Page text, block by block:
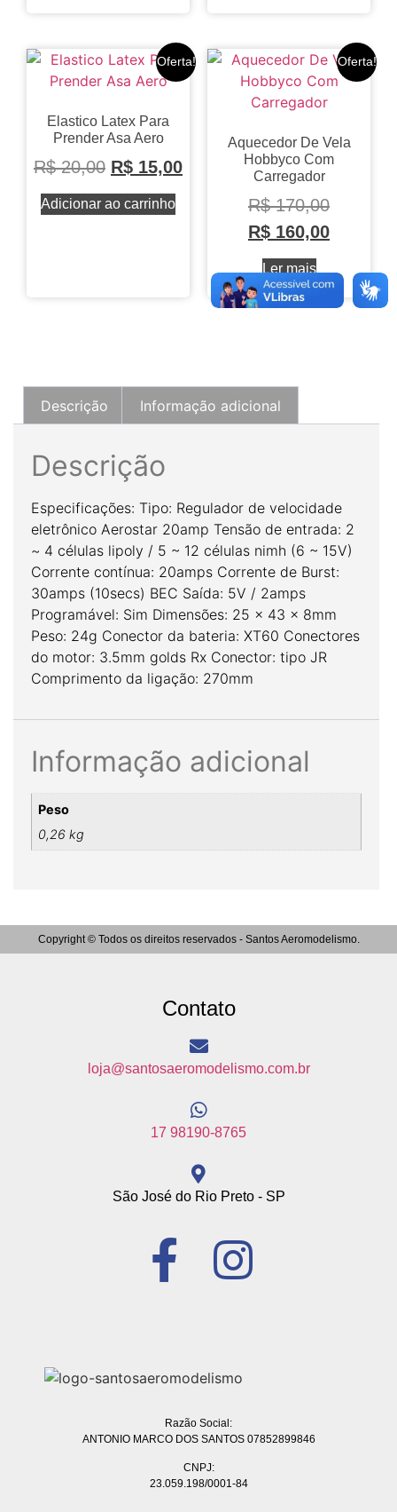
Oferta!
Elastico Latex Para
Prender Asa Aero
R$20,00 R$ 15,00
Adicionar ao carrinho
Oferta!
Aquecedor De Vela
Hobbyco Com
Carregador
R$170,00
R$ 160,00
Ler mais
Descrição Informação adicional
Descrição
Especificações: Tipo: Regulador de velocidade
eletrônico Aerostar 20amp Tensão de entrada: 2
~ 4 células lipoly / 5 ~ 12 células nimh (6 ~ 15V)
Corrente contínua: 20amps Corrente de Burst:
30amps (10secs) BEC Saída: 5V / 2amps
Programável: Sim Dimensões: 25 x 43 x 8mm
Peso: 24g Conector da bateria: XT60 Conectores
do motor: 3.5mm golds Rx Conector: tipo JR
Comprimento da ligação: 270mm
Informação adicional
Peso
0,26 kg
Copyright © Todos os direitos reservados - Santos Aeromodelismo.
Contato
loja@santosaeromodelismo.com.br
17 98190-8765
São José do Rio Preto - SP
Razão Social:
ANTONIO MARCO DOS SANTOS 07852899846
CNPJ:
23.059.198/0001-84